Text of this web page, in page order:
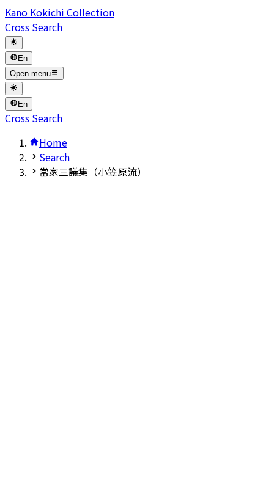
Kano Kokichi Collection
Cross Search
En
Open menu
En
Cross Search
Home
Search
當家三議集（小笠原流）